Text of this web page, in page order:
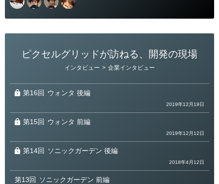
ピクセルグリッドが訪ねる、開発の現場
リ
ー
インタビュー > 企業インタビュー
第16回 ウォンタ 後編
2019年12月19日
第15回 ウォンタ 前編
2019年12月12日
第14回 ソニックガーデン 後編
2018年4月12日
第13回 ソニックガーデン 前編